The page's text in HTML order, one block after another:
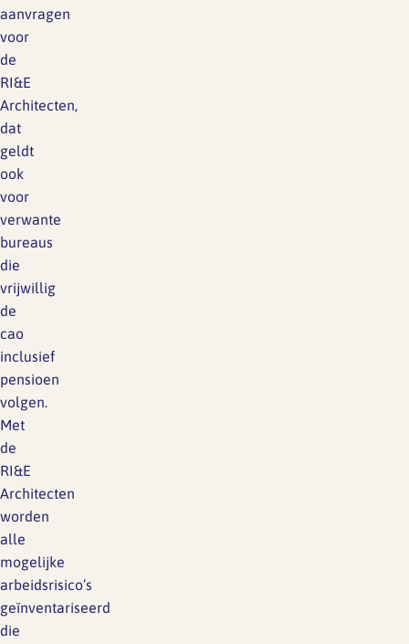
aanvragen
voor
de
RI&E
Architecten,
dat
geldt
ook
voor
verwante
bureaus
die
vrijwillig
de
cao
inclusief
pensioen
volgen.
Met
de
RI&E
Architecten
worden
alle
mogelijke
arbeidsrisico’s
geïnventariseerd
die